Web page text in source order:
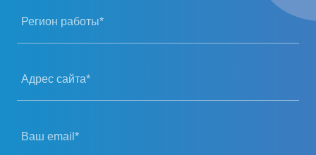
Регион работы*
Адрес сайта*
Ваш email*